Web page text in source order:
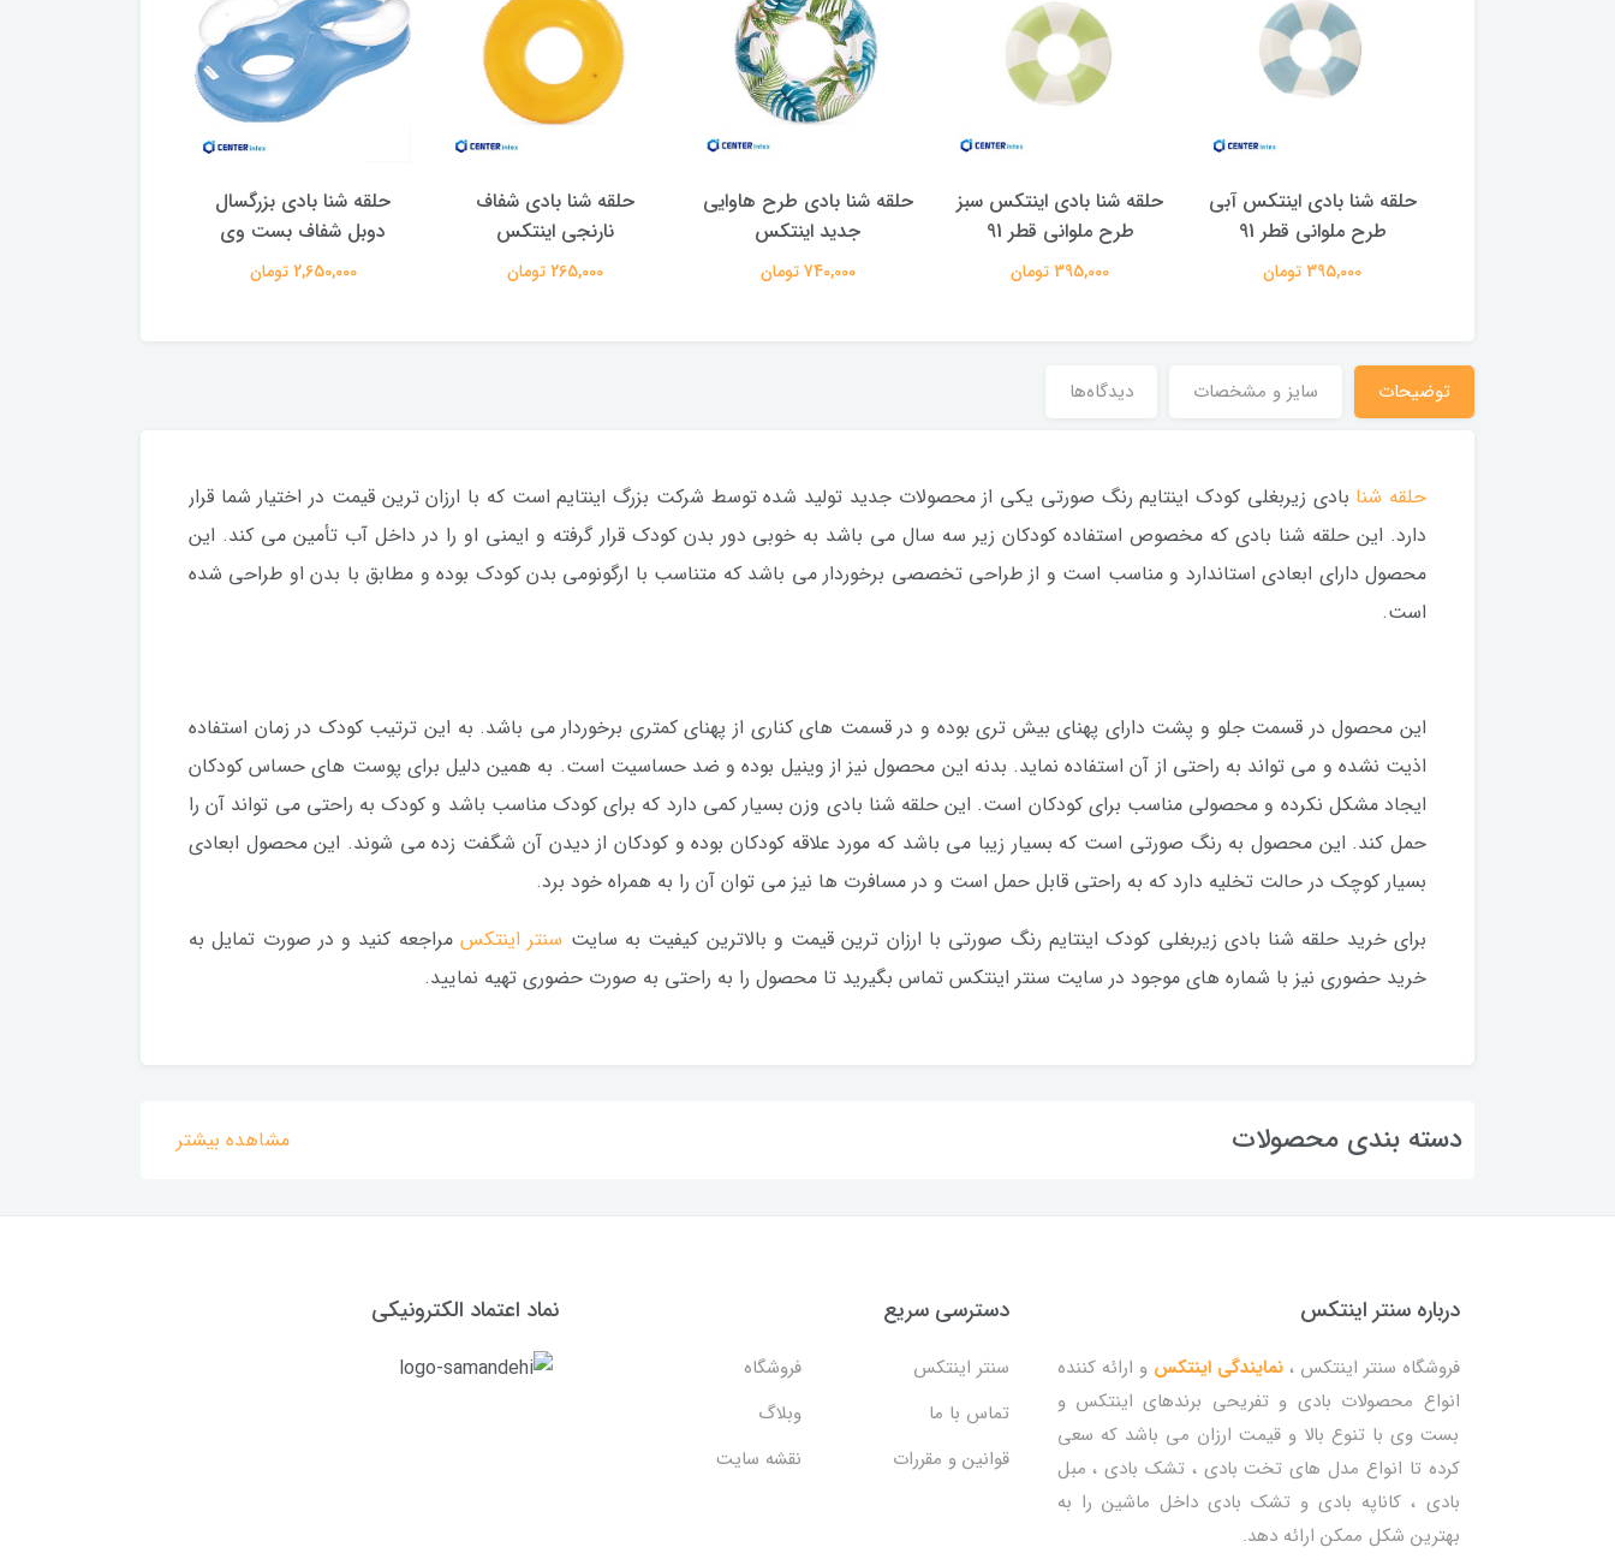
حلقه شنا بادی اینتکس آبی
طرح ملوانی قطر 91
395,000 تومان
حلقه شنا بادی اینتکس سبز
طرح ملوانی قطر 91
395,000 تومان
حلقه شنا بادی طرح هاوایی
جدید اینتکس
740,000 تومان
حلقه شنا بادی شفاف
نارنجی اینتکس
265,000 تومان
حلقه شنا بادی بزرگسال
دوبل شفاف بست وی
2,650,000 تومان
توضیحات سایز و مشخصات دیدگاه‌ها
حلقه شنا بادی زیربغلی کودک اینتایم رنگ صورتی یکی از محصولات جدید تولید شده توسط شرکت بزرگ اینتایم است که با ارزان ترین قیمت در اختیار شما قرار
دارد. این حلقه شنا بادی که مخصوص استفاده کودکان زیر سه سال می باشد به خوبی دور بدن کودک قرار گرفته و ایمنی او را در داخل آب تأمین می کند. این
محصول دارای ابعادی استاندارد و مناسب است و از طراحی تخصصی برخوردار می باشد که متناسب با ارگونومی بدن کودک بوده و مطابق با بدن او طراحی شده
است.
این محصول در قسمت جلو و پشت دارای پهنای بیش تری بوده و در قسمت های کناری از پهنای کمتری برخوردار می باشد. به این ترتیب کودک در زمان استفاده
اذیت نشده و می تواند به راحتی از آن استفاده نماید. بدنه این محصول نیز از وینیل بوده و ضد حساسیت است. به همین دلیل برای پوست های حساس کودکان
ایجاد مشکل نکرده و محصولی مناسب برای کودکان است. این حلقه شنا بادی وزن بسیار کمی دارد که برای کودک مناسب باشد و کودک به راحتی می تواند آن را
حمل کند. این محصول به رنگ صورتی است که بسیار زیبا می باشد که مورد علاقه کودکان بوده و کودکان از دیدن آن شگفت زده می شوند. این محصول ابعادی
بسیار کوچک در حالت تخلیه دارد که به راحتی قابل حمل است و در مسافرت ها نیز می توان آن را به همراه خود برد.
برای خرید حلقه شنا بادی زیربغلی کودک اینتایم رنگ صورتی با ارزان ترین قیمت و بالاترین کیفیت به سایت سنتر اینتکسمراجعه کنید و در صورت تمایل به
خرید حضوری نیز با شماره های موجود در سایت سنتر اینتکس تماس بگیرید تا محصول را به راحتی به صورت حضوری تهیه نمایید.
دسته بندی محصولات مشاهده بیشتر
درباره سنتر اینتکس
فروشگاه سنتر اینتکس ،نمایندگی اینتکس و ارائه کننده
انواع محصولات بادی و تفریحی برندهای اینتکس و
بست وی با تنوع بالا و قیمت ارزان می باشد که سعی
کرده تا انواع مدل های تخت بادی ، تشک بادی ، مبل
بادی ، کاناپه بادی و تشک بادی داخل ماشین را به
بهترین شکل ممکن ارائه دهد.
دسترسی سریع
سنتر اینتکس
فروشگاه
تماس با ما
وبلاگ
قوانین و مقررات
نقشه سایت
نماد اعتماد الکترونیکی